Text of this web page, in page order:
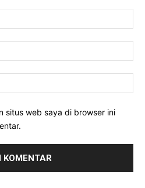
situs web saya di browser ini